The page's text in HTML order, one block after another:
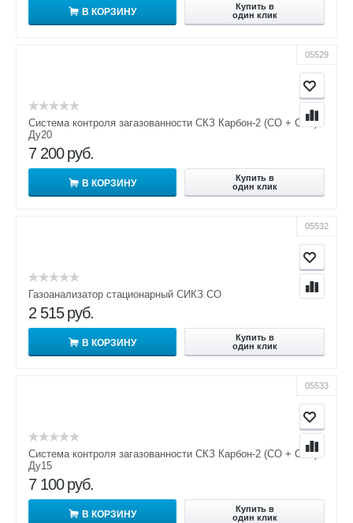
В КОРЗИНУ
Купить в
один клик
05529
Система контроля загазованности СКЗ Карбон-2 (СО + СН4)
Ду20
7 200 руб.
В КОРЗИНУ
Купить в
один клик
05532
Газоанализатор стационарный СИКЗ СО
2 515 руб.
В КОРЗИНУ
Купить в
один клик
05533
Система контроля загазованности СКЗ Карбон-2 (СО + СН4)
Ду15
7 100 руб.
В КОРЗИНУ
Купить в
один клик